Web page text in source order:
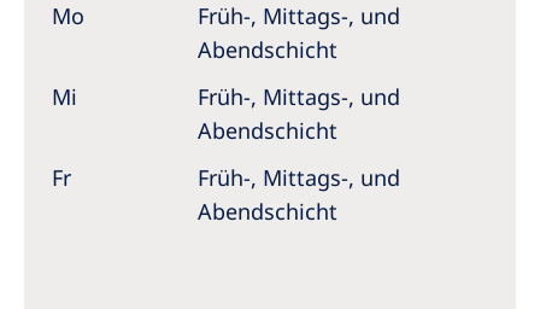
Mo
Früh-, Mittags-, und
Abendschicht
Mi
Früh-, Mittags-, und
Abendschicht
Fr
Früh-, Mittags-, und
Abendschicht